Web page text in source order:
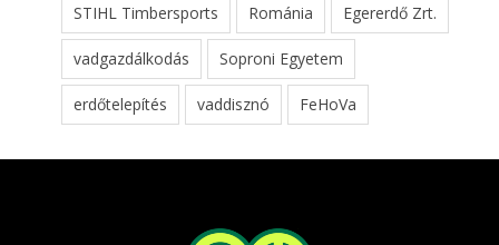
STIHL Timbersports Románia Egererdő Zrt.
vadgazdálkodás Soproni Egyetem
erdőtelepítés vaddisznó FeHoVa